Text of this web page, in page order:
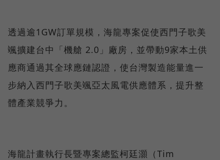
透過逾1GW訂單規模，海龍專案促使西門子歌美
颯擴建台中「機艙 2.0」廠房，並帶動9家本土供
應商通過其全球應鏈認證，使台灣製造能量進一
步納入西門子歌美颯亞太風電供應體系，提升整
體產業競爭力。
海龍計畫執行長暨專案總監柯廷灝（Tim